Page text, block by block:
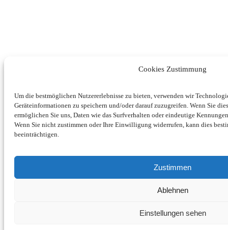
Cookies Zustimmung
Um die bestmöglichen Nutzererlebnisse zu bieten, verwenden wir
Geräteinformationen zu speichern und/oder darauf zuzugreifen. Wenn Sie
ermöglichen Sie uns, Daten wie das Surfverhalten oder eindeutige
Wenn Sie nicht zustimmen oder Ihre Einwilligung widerrufen, kann dies
beeinträchtigen.
Zustimmen
Ablehnen
Einstellungen sehen